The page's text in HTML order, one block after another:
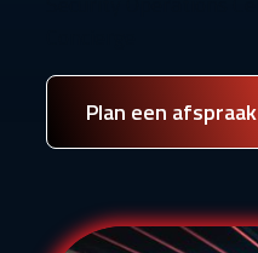
Plan een afspraak